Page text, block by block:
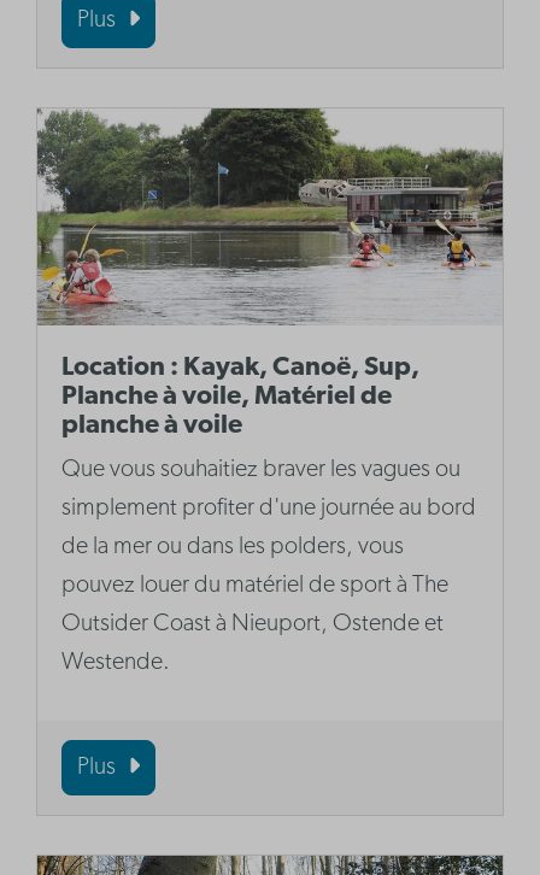
Plus
Location : Kayak, Canoë, Sup,
Planche à voile, Matériel de
planche à voile
Que vous souhaitiez braver les vagues ou
simplement profiter d'une journée au bord
de la mer ou dans les polders, vous
pouvez louer du matériel de sport à The
Outsider Coast à Nieuport, Ostende et
Westende.
Plus